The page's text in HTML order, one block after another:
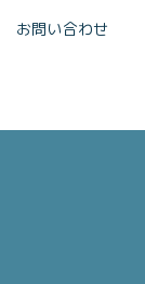
お問い合わせ